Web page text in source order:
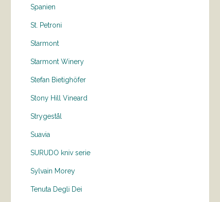
Spanien
St. Petroni
Starmont
Starmont Winery
Stefan Bietighöfer
Stony Hill Vineard
Strygestål
Suavia
SURUDO kniv serie
Sylvain Morey
Tenuta Degli Dei